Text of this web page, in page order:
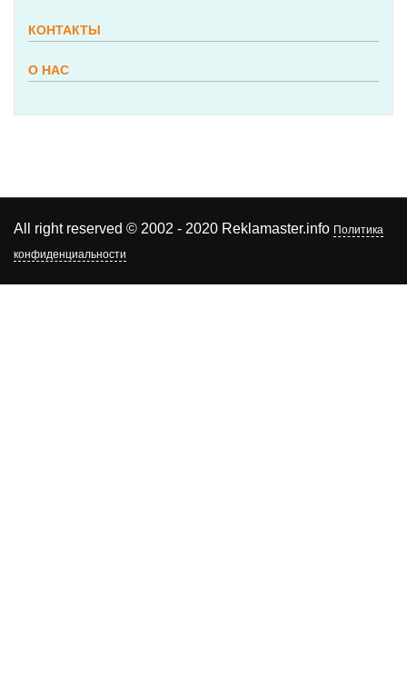
КОНТАКТЫ
О НАС
All right reserved © 2002 - 2020 Reklamaster.info Политика
конфиденциальности